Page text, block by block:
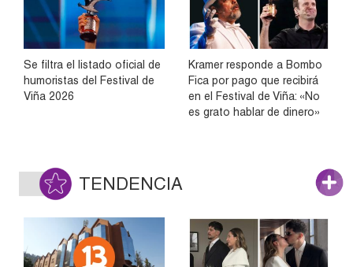
Se filtra el listado oficial de
humoristas del Festival de
Viña 2026
Kramer responde a Bombo
Fica por pago que recibirá
en el Festival de Viña: «No
es grato hablar de dinero»
TENDENCIA